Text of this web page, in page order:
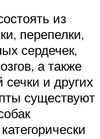
из
перепелки,
сердечек,
а также
сечки и других
существуют